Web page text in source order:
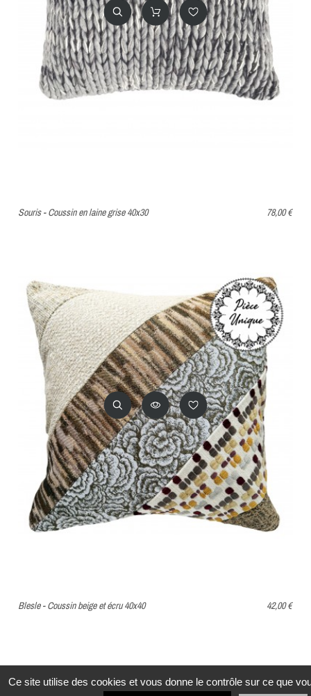
Souris - Coussin en laine grise 40x30 78,00 €
Blesle - Coussin beige et écru 40x40 42,00 €
Ce site utilise des cookies et vous donne le contrôle sur ce que